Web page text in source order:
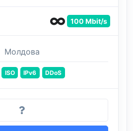
100 Mbit/s
Молдова
ISO IPv6 DDoS